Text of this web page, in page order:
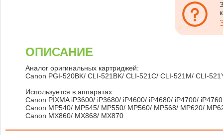
ОПИСАНИЕ
Аналог оригинальных картриджей:
Canon PGI-520BK/ CLI-521BK/ CLI-521C/ CLI-521M/ CLI-
Используется в аппаратах:
Canon PIXMA iP3600/ iP3680/ iP4600/ iP4680/ iP4700/ iP4760
Canon MP540/ MP545/ MP550/ MP560/ MP568/ MP620/
Canon MX860/ MX868/ MX870